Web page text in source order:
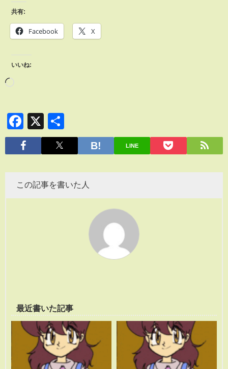
共有:
Facebook X
いいね:
Facebook
X
有
LINE
この記事を書いた人
最近書いた記事